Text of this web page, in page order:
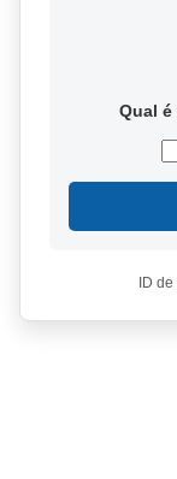
Qual
ID